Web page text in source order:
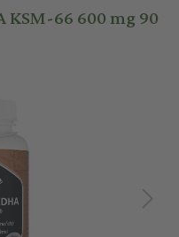
KSM-66 600 mg 90